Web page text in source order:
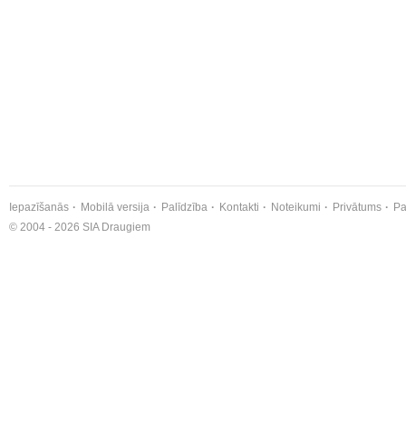
Iepazīšanās Mobilā versija Palīdzība Kontakti Noteikumi Privātums
© 2004 - 2026 SIA Draugiem